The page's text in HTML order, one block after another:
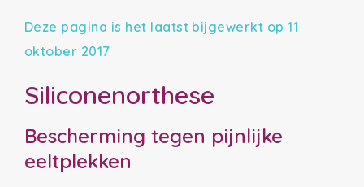
Deze pagina is het laatst bijgewerkt op 11
oktober 2017
Siliconenorthese
Bescherming tegen pijnlijke
eeltplekken